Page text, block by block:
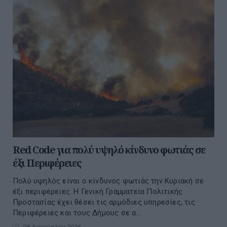
Red Code για πολύ υψηλό κίνδυνο φωτιάς σε
έξι Περιφέρειες
Πολύ υψηλός είναι ο κίνδυνος φωτιάς την Κυριακή σε
έξι περιφέρειες. H Γενική Γραμματεία Πολιτικής
Προστασίας έχει θέσει τις αρμόδιες υπηρεσίες, τις
Περιφέρειες και τους Δήμους σε α...